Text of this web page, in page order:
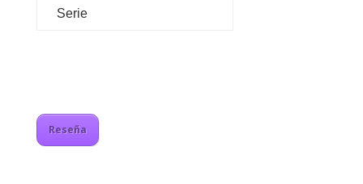
Serie
Reseña